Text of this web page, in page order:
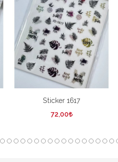
Sticker 1617
72,00